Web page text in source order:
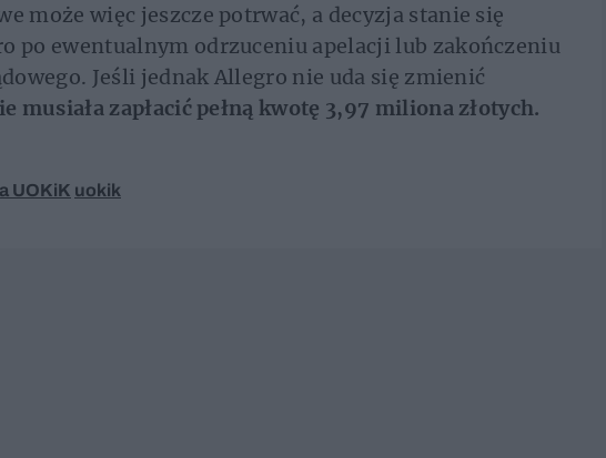
może więc jeszcze potrwać, a decyzja stanie się
po ewentualnym odrzuceniu apelacji lub zakończeniu
Jeśli jednak Allegro nie uda się zmienić
musiała zapłacić pełną kwotę 3,97 miliona złotych.
UOKiK uokik